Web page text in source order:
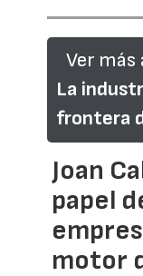
Ver más
La
frontera
Joan
papel
motor